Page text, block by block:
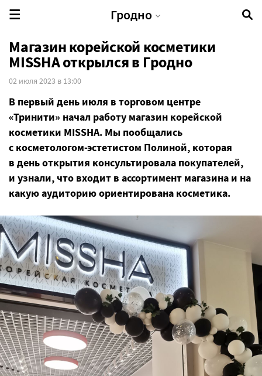
Гродно
Магазин корейской косметики
MISSHA открылся в Гродно
02 июля 2023 в 13:00
В первый день июля в торговом центре
«Тринити» начал работу магазин корейской
косметики MISSHA. Мы пообщались
с косметологом-эстетистом Полиной, которая
в день открытия консультировала покупателей,
и узнали, что входит в ассортимент магазина и на
какую аудиторию ориентирована косметика.